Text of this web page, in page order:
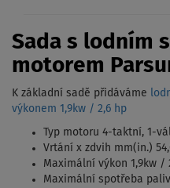
Sada s lodním
motorem
K základní sadě přidáváme
výkonem 1,9kw / 2,6 hp
Typ motoru 4-taktní, 1-
Vrtání x zdvih mm(in.)
Maximální výkon 1,9kw /
Maximální spotřeba